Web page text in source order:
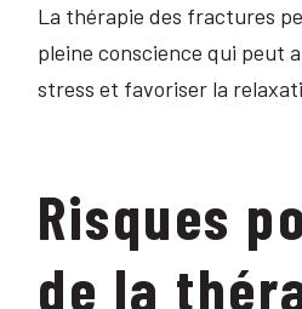
La thérapie des fractures
pleine conscience qui peut
stress et favoriser la
Risques
de la